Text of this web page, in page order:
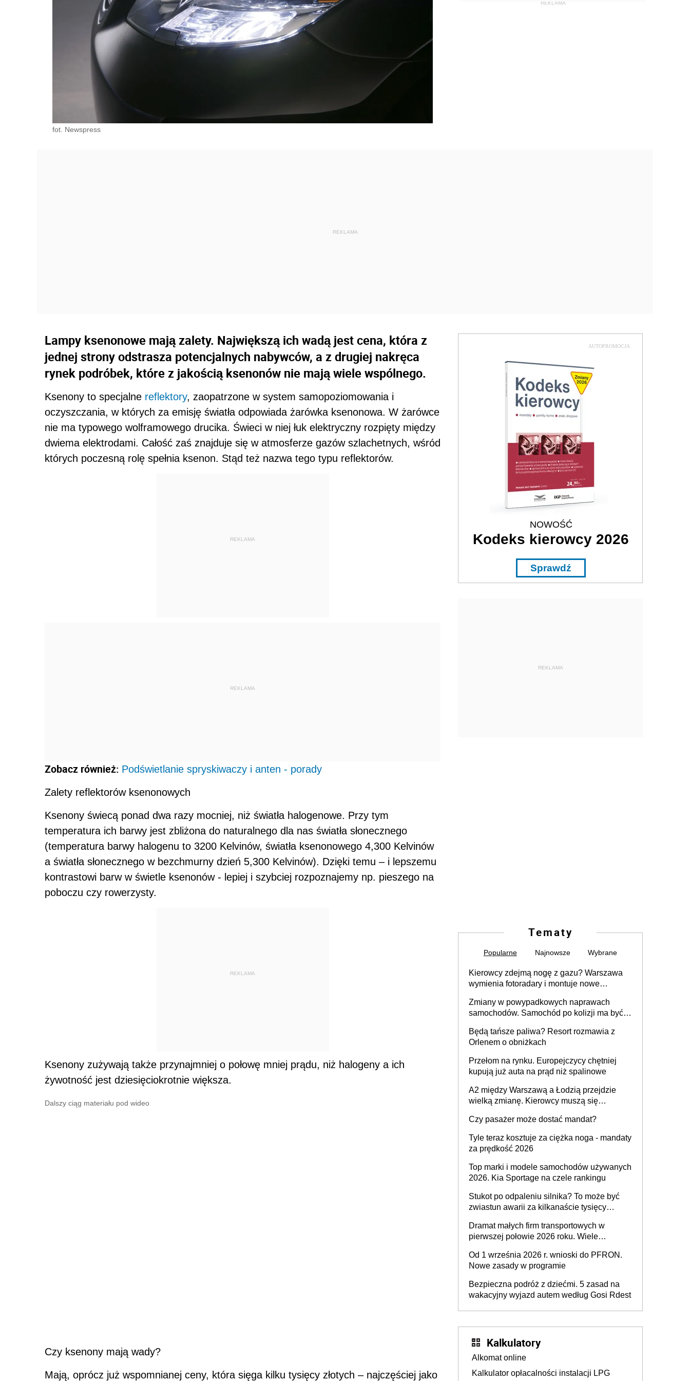
fot. Newspress
Lampy ksenonowe mają zalety. Największą ich wadą jest cena, która z
jednej strony odstrasza potencjalnych nabywców, a z drugiej nakręca
rynek podróbek, które z jakością ksenonów nie mają wiele wspólnego.
Ksenony to specjalne reflektory, zaopatrzone w system samopoziomowania i
oczyszczania, w których za emisję światła odpowiada żarówka ksenonowa. W żarówce
nie ma typowego wolframowego drucika. Świeci w niej łuk elektryczny rozpięty między
dwiema elektrodami. Całość zaś znajduje się w atmosferze gazów szlachetnych, wśród
których poczesną rolę spełnia ksenon. Stąd też nazwa tego typu reflektorów.
REKLAMA
REKLAMA
Zobacz również: Podświetlanie spryskiwaczy i anten - porady
Zalety reflektorów ksenonowych
Ksenony świecą ponad dwa razy mocniej, niż światła halogenowe. Przy tym
temperatura ich barwy jest zbliżona do naturalnego dla nas światła słonecznego
(temperatura barwy halogenu to 3200 Kelvinów, światła ksenonowego 4,300 Kelvinów
a światła słonecznego w bezchmurny dzień 5,300 Kelvinów). Dzięki temu – i lepszemu
kontrastowi barw w świetle ksenonów - lepiej i szybciej rozpoznajemy np. pieszego na
poboczu czy rowerzysty.
REKLAMA
Ksenony zużywają także przynajmniej o połowę mniej prądu, niż halogeny a ich
żywotność jest dziesięciokrotnie większa.
Dalszy ciąg materiału pod wideo
Czy ksenony mają wady?
Mają, oprócz już wspomnianej ceny, która sięga kilku tysięcy złotych – najczęściej jako
AUTOPROMOCJA
NOWOŚĆ
Kodeks kierowcy 2026
Sprawdź
REKLAMA
Tematy
Popularne Najnowsze Wybrane
Kierowcy zdejmą nogę z gazu? Warszawa
wymienia fotoradary i montuje nowe
Zmiany w powypadkowych naprawach
samochodów. Samochód po kolizji ma być
technologią producenta
Będą tańsze paliwa? Resort rozmawia z
Orlenem o obniżkach
Przełom na rynku. Europejczycy chętniej
kupują już auta na prąd niż spalinowe
A2 między Warszawą a Łodzią przejdzie
wielką zmianę. Kierowcy muszą się
Czy pasażer może dostać mandat?
Tyle teraz kosztuje za ciężka noga - mandaty
za prędkość 2026
Top marki i modele samochodów używanych
2026. Kia Sportage na czele rankingu
Stukot po odpaleniu silnika? To może być
zwiastun awarii za kilkanaście tysięcy
Dramat małych firm transportowych w
pierwszej połowie 2026 roku. Wiele
Od 1 września 2026 r. wnioski do PFRON.
Nowe zasady w programie
Bezpieczna podróż z dziećmi. 5 zasad na
wakacyjny wyjazd autem według Gosi Rdest
Kalkulatory
Alkomat online
Kalkulator opłacalności instalacji LPG